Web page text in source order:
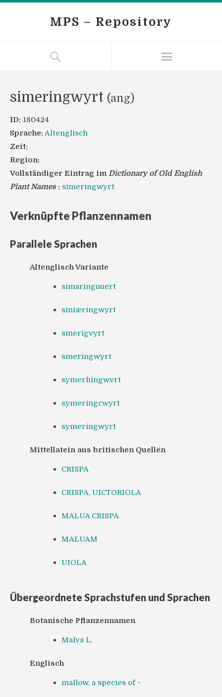
MPS – Repository
simeringwyrt (ang)
ID: 180424
Sprache: Altenglisch
Zeit:
Region:
Vollständiger Eintrag im Dictionary of Old English
Plant Names : simeringwyrt
Verknüpfte Pflanzennamen
Parallele Sprachen
Altenglisch Variante
simaringuuert
siniæringwyrt
smerigvyrt
smeringwyrt
symerhingwvrt
symeringcwyrt
symeringwyrt
Mittellatein aus britischen Quellen
CRISPA
CRISPA, UICTORIOLA
MALUA CRISPA
MALUAM
UIOLA
Übergeordnete Sprachstufen und Sprachen
Botanische Pflanzennamen
Malva L.
Englisch
mallow, a species of ~